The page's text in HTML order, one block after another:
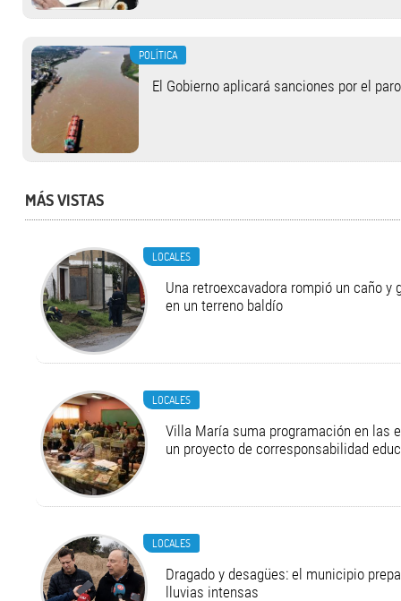
POLÍTICA
El Gobierno aplicará sanciones por el
MÁS VISTAS
LOCALES
Una retroexcavadora rompió un caño y
en un terreno baldío
LOCALES
Villa María suma programación en las
un proyecto de corresponsabilidad
LOCALES
Dragado y desagües: el municipio
lluvias intensas